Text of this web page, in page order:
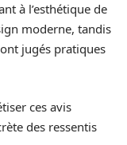
à l’esthétique de
moderne, tandis
jugés pratiques
ces avis
des ressentis